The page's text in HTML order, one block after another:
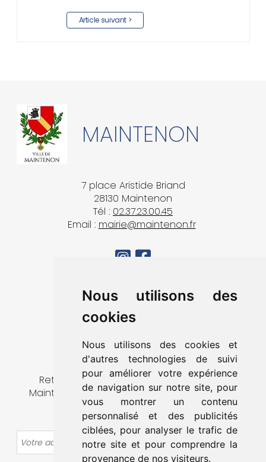
Nous utilisons des
cookies
Nous utilisons des cookies et
d'autres technologies de suivi
pour améliorer votre expérience
de navigation sur notre site, pour
vous montrer un contenu
personnalisé et des publicités
ciblées, pour analyser le trafic de
notre site et pour comprendre la
provenance de nos visiteurs.
Article suivant >
MAINTENON
7 place Aristide Briand
28130 Maintenon
Tél : 02.37.23.00.45
Email : mairie@maintenon.fr
MA VILLE
VIVRE À MAINTENON
DÉCOUVRIR & SORTIR
CONTACT
Retrouvez toute l’actualité de la ville de
Maintenon en vous abonnant à notre lettre
d’information.
OK